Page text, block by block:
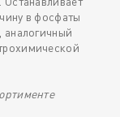
в фосфаты